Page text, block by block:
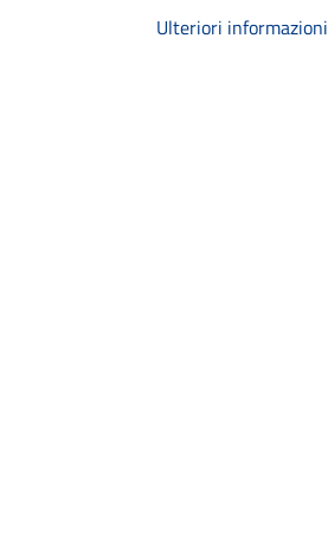
Ulteriori informazioni